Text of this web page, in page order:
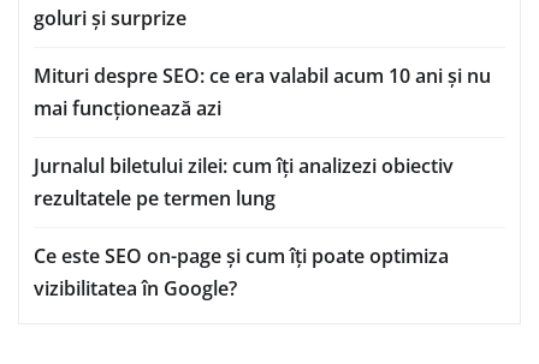
goluri și surprize
Mituri despre SEO: ce era valabil acum 10 ani și nu
mai funcționează azi
Jurnalul biletului zilei: cum îți analizezi obiectiv
rezultatele pe termen lung
Ce este SEO on-page și cum îți poate optimiza
vizibilitatea în Google?